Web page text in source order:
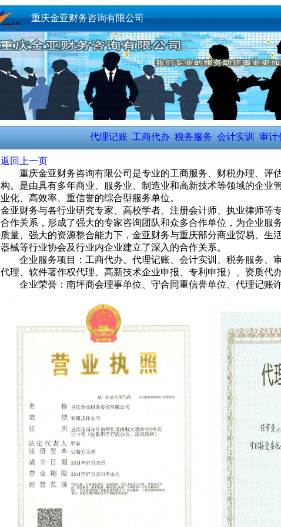
重庆金亚财务咨询有限公司
代理记账 工商代办 税务服务 会计实训 审计
返回上一页
重庆金亚财务咨询有限公司是专业的工商服务、财税办理、评
构。是由具有多年商业、服务业、制造业和高新技术等领域的企业
业化、高效率、重信誉的综合型服务单位。
金亚财务与各行业研究专家、高校学者、注册会计师、执业律师等
合作关系，形成了强大的专家咨询团队和众多合作单位，为企业服
质量、强大的资源整合能力下，金亚财务与重庆部分商业贸易、生
器械等行业协会及行业内企业建立了深入的合作关系。
企业服务项目：工商代办、代理记账、会计实训、税务服务、
代理、软件著作权代理、高新技术企业申报、专利申报）、资质代办
企业荣誉：南坪商会理事单位、守合同重信誉单位、代理记账许